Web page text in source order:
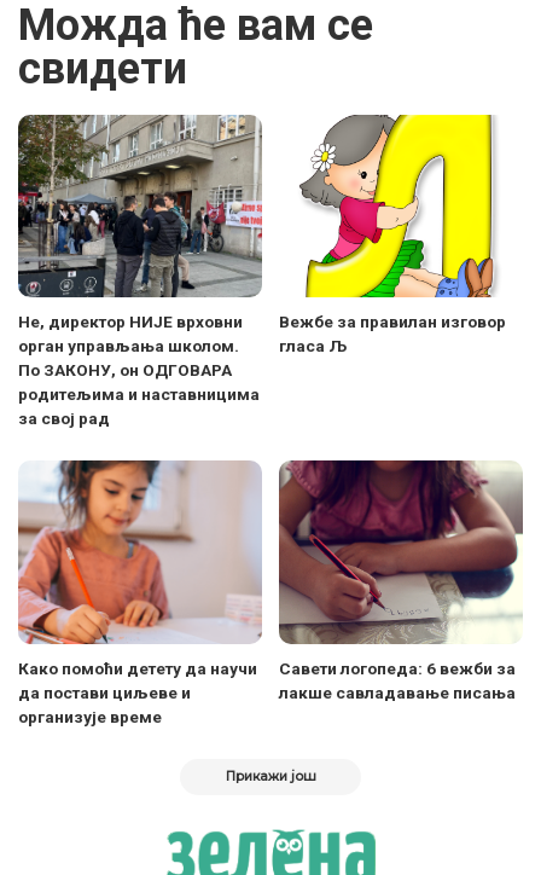
Можда ће вам се
свидети
Не, директор НИЈЕ врховни
орган управљања школом.
По ЗАКОНУ, он ОДГОВАРА
родитељима и наставницима
за свој рад
Вежбе за правилан изговор
гласа Љ
Како помоћи детету да научи
да постави циљеве и
организује време
Савети логопеда: 6 вежби за
лакше савладавање писања
Прикажи још